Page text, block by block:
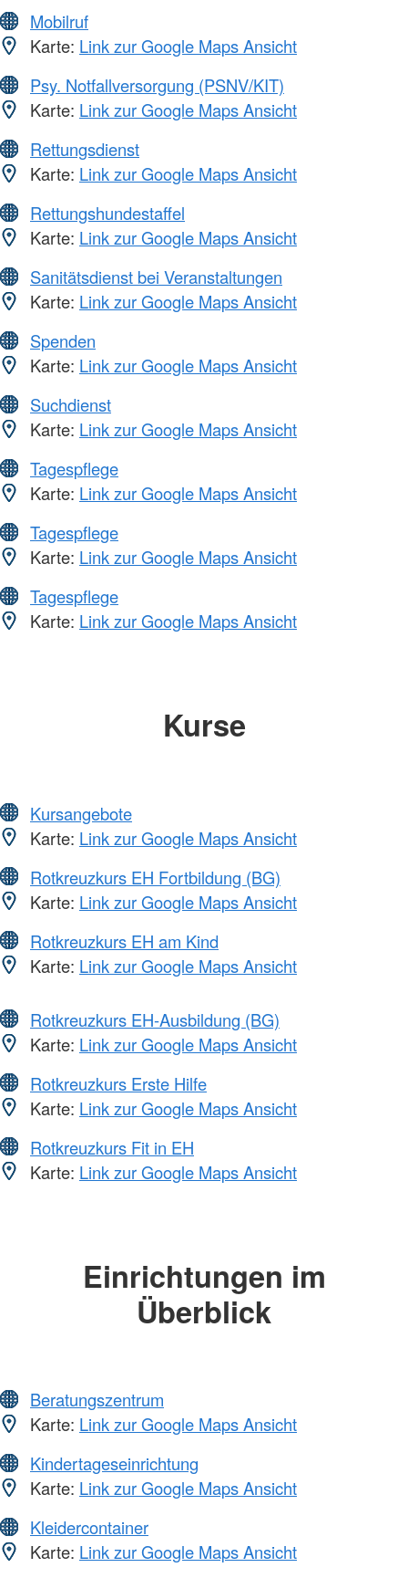
Mobilruf
Karte: Link zur Google Maps Ansicht
Psy. Notfallversorgung (PSNV/KIT)
Karte: Link zur Google Maps Ansicht
Rettungsdienst
Karte: Link zur Google Maps Ansicht
Rettungshundestaffel
Karte: Link zur Google Maps Ansicht
Sanitätsdienst bei Veranstaltungen
Karte: Link zur Google Maps Ansicht
Spenden
Karte: Link zur Google Maps Ansicht
Suchdienst
Karte: Link zur Google Maps Ansicht
Tagespflege
Karte: Link zur Google Maps Ansicht
Tagespflege
Karte: Link zur Google Maps Ansicht
Tagespflege
Karte: Link zur Google Maps Ansicht
Kurse
Kursangebote
Karte: Link zur Google Maps Ansicht
Rotkreuzkurs EH Fortbildung (BG)
Karte: Link zur Google Maps Ansicht
Rotkreuzkurs EH am Kind
Karte: Link zur Google Maps Ansicht
Rotkreuzkurs EH-Ausbildung (BG)
Karte: Link zur Google Maps Ansicht
Rotkreuzkurs Erste Hilfe
Karte: Link zur Google Maps Ansicht
Rotkreuzkurs Fit in EH
Karte: Link zur Google Maps Ansicht
Einrichtungen im
Überblick
Beratungszentrum
Karte: Link zur Google Maps Ansicht
Kindertageseinrichtung
Karte: Link zur Google Maps Ansicht
Kleidercontainer
Karte: Link zur Google Maps Ansicht